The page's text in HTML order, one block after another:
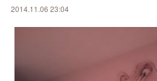
2014.11.06 23:04